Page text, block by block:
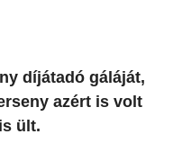
díjátadó gáláját,
azért is volt
ült.